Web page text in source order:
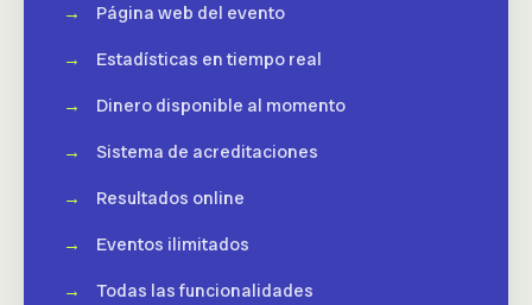
Página web del evento
Estadísticas en tiempo real
Dinero disponible al momento
Sistema de acreditaciones
Resultados online
Eventos ilimitados
Todas las funcionalidades